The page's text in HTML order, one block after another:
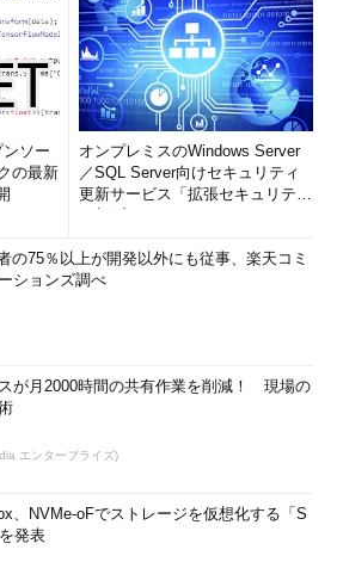
ソー
の最新
オンプレミスのWindows Server
／SQL Server向けセキュリティ
更新サービス「拡張セキュリティ
の75％以上が開発以外にも従事、楽天コミ
ションズ調べ
が月2000時間の共有作業を削減！ 現場の
エンタープライズ)
、NVMe-oFでストレージを仮想化する「S
発表